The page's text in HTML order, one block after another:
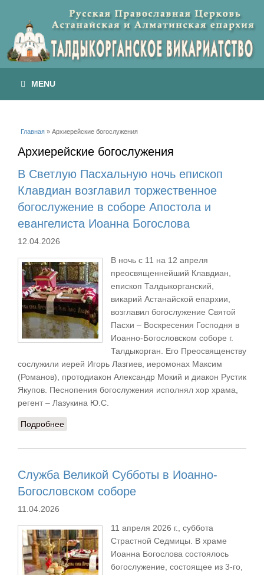
MENU
Вы здесь
Главная » Архиерейские богослужения
Архиерейские богослужения
В Светлую Пасхальную ночь епископ
Клавдиан возглавил торжественное
богослужение в соборе Апостола и
евангелиста Иоанна Богослова
12.04.2026
В ночь с 11 на 12 апреля
преосвященнейший Клавдиан,
епископ Талдыкорганский,
викарий Астанайской епархии,
возглавил богослужение Святой
Пасхи – Воскресения Господня в
Иоанно-Богословском соборе г.
Талдыкорган. Его Преосвященству
сослужили иерей Игорь Лазгиев, иеромонах Максим
(Романов), протодиакон Александр Мокий и диакон Рустик
Якупов. Песнопения богослужения исполнял хор храма,
регент – Лазукина Ю.С.
Подробнее
Апостола и евангелиста Иоанна Богослова
Служба Великой Субботы в Иоанно-
Богословском соборе
11.04.2026
11 апреля 2026 г., суббота
Страстной Седмицы. В храме
Иоанна Богослова состоялось
богослужение, состоящее из 3-го,